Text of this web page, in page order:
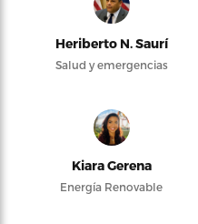
Heriberto N. Saurí
Salud y emergencias
Kiara Gerena
Energía Renovable